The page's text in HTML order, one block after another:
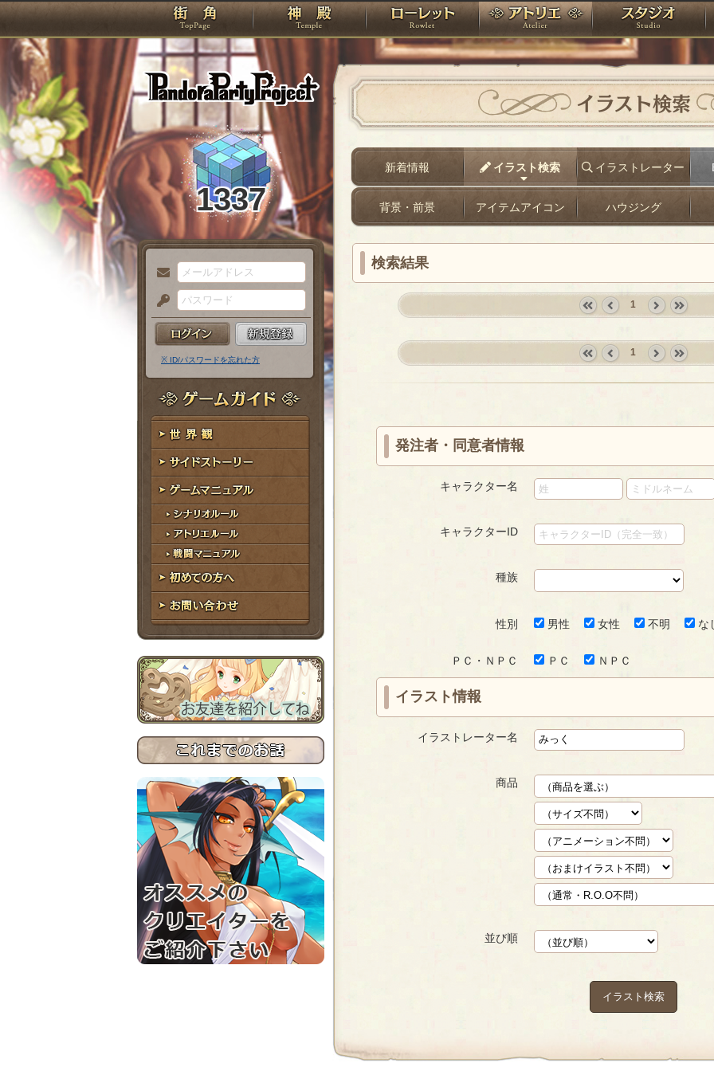
PandoraPartyProject
TOP 神殿 ローレット アトリエ
1337
メ
ー
ル
ア
ド
レ
ス
パ
ス
ー
ド
※ ID/パスワードを忘れた方
ゲームガイド
世界観
サイドストーリー
ゲームマニュアル
シナリオルール
アトリエルール
戦闘マニュアル
初めての方へ
お問い合わせ
イラスト検索
新着情報 イラスト検索 イラストレーター
背景・前景 アイテムアイコン ハウジング
検索結果
first prev
1
›
»
1
発注者・同意者情報
キャラクター名
キャラクターID
種族
性別 男性 女性 不明 な
ＰＣ・ＮＰＣ ＰＣ ＮＰＣ
イラスト情報
イラストレーター名
商品
並び順
イラスト検索